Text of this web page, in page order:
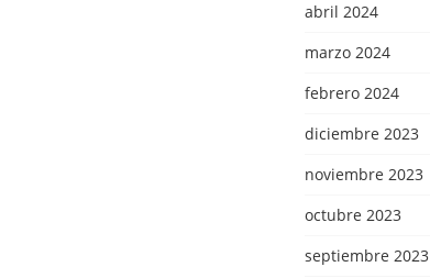
abril 2024
marzo 2024
febrero 2024
diciembre 2023
noviembre 2023
octubre 2023
septiembre 2023